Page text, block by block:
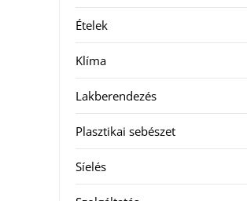
Ételek
Klíma
Lakberendezés
Plasztikai sebészet
Síelés